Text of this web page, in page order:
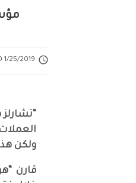
 1/25/2019 12:17:00 ص
ولكن